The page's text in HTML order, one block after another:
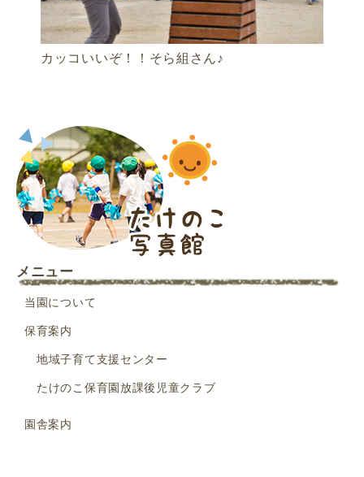
カッコいいぞ！！そら組さん♪
メニュー
当園について
保育案内
地域子育て支援センター
たけのこ保育園放課後児童クラブ
園舎案内